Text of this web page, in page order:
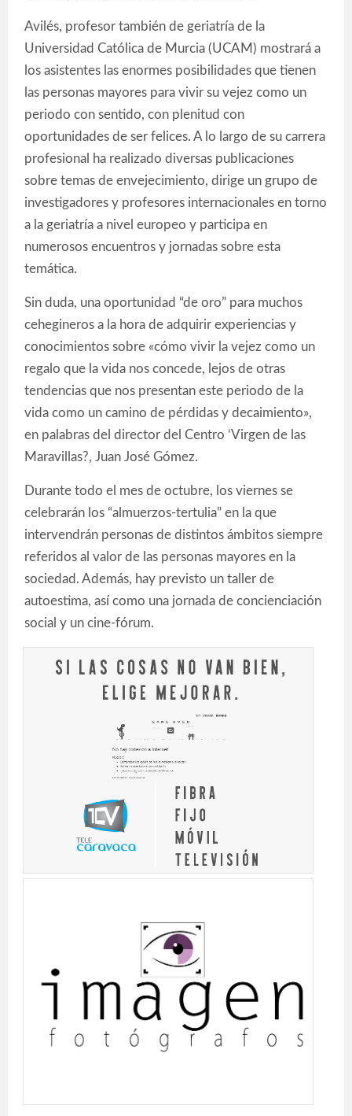
Avilés, profesor también de geriatría de la
Universidad Católica de Murcia (UCAM) mostrará a
los asistentes las enormes posibilidades que tienen
las personas mayores para vivir su vejez como un
periodo con sentido, con plenitud con
oportunidades de ser felices. A lo largo de su carrera
profesional ha realizado diversas publicaciones
sobre temas de envejecimiento, dirige un grupo de
investigadores y profesores internacionales en torno
a la geriatría a nivel europeo y participa en
numerosos encuentros y jornadas sobre esta
temática.
Sin duda, una oportunidad “de oro” para muchos
cehegineros a la hora de adquirir experiencias y
conocimientos sobre «cómo vivir la vejez como un
regalo que la vida nos concede, lejos de otras
tendencias que nos presentan este periodo de la
vida como un camino de pérdidas y decaimiento»,
en palabras del director del Centro ‘Virgen de las
Maravillas?, Juan José Gómez.
Durante todo el mes de octubre, los viernes se
celebrarán los “almuerzos-tertulia” en la que
intervendrán personas de distintos ámbitos siempre
referidos al valor de las personas mayores en la
sociedad. Además, hay previsto un taller de
autoestima, así como una jornada de concienciación
social y un cine-fórum.